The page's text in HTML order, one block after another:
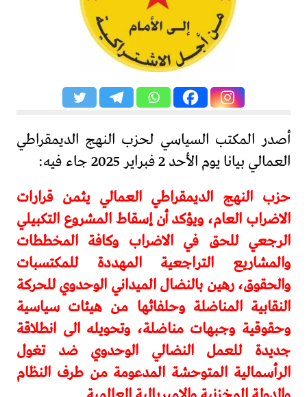
أصدر المكتب السياسي لحزب النهج الديمقراطي
العمالي بيانا يوم الأحد 2 فبراير 2025 جاء فيه:
حزب النهج الديمقراطي العمالي يثمن قرارات
الاضراب العام، ويؤكد أن إسقاط المشروع التكبيلي
الرجعي للحق في الاضراب وكافة المخططات
والمشاريع التراجعية المهددة للمكتسبات
والحقوق، رهين بالنضال الميداني الوحدوي للحركة
النقابية المناضلة وحلفائها من هيئات سياسية
وحقوقية وجبهات مناضلة، وتحويله الى انطلاقة
جديدة للعمل النضالي الوحدوي ضد تغول
الرأسمالية المتوحشة المدعومة من طرف النظام